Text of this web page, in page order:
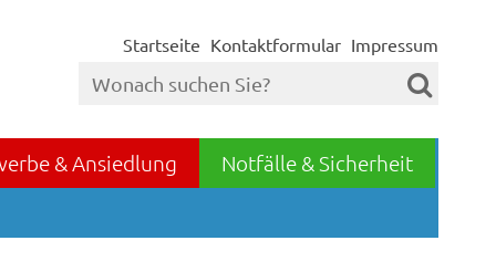
Startseite Kontaktformular Impressum
& Ansiedlung Notfälle & Sicherheit